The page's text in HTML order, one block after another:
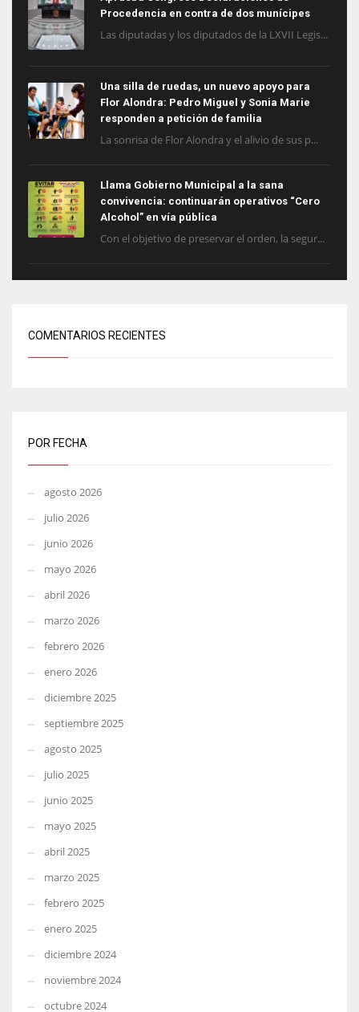
Procedencia en contra de dos munícipes
Las diputadas y los diputados de la LXVII Legis...
Una silla de ruedas, un nuevo apoyo para
Flor Alondra: Pedro Miguel y Sonia Marie
responden a petición de familia
La sonrisa de Flor Alondra y el alivio de sus p...
Llama Gobierno Municipal a la sana
convivencia: continuarán operativos “Cero
Alcohol” en vía pública
Con el objetivo de preservar el orden, la segur...
COMENTARIOS RECIENTES
POR FECHA
agosto 2026
julio 2026
junio 2026
mayo 2026
abril 2026
marzo 2026
febrero 2026
enero 2026
diciembre 2025
septiembre 2025
agosto 2025
julio 2025
junio 2025
mayo 2025
abril 2025
marzo 2025
febrero 2025
enero 2025
diciembre 2024
noviembre 2024
octubre 2024